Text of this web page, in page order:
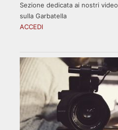
Sezione dedicata ai nostri video
sulla Garbatella
ACCEDI